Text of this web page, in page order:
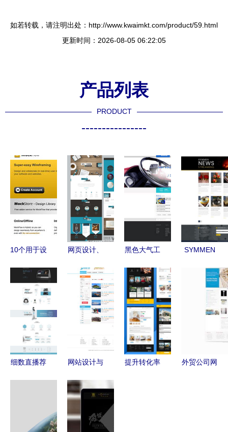
如若转载，请注明出处：http://www.kwaimkt.com/product/59.html
更新时间：2026-08-05 06:22:05
产品列表
PRODUCT
----------------
10个用于设
图的优秀工
具
网页设计、
推广 打造
企业数字化
品牌的全流
黑色大气工
模板PSD分
层素材解析
SYMMEN
打造专业品
牌形象，驱
动网络营销
细数直播荐
审视
网站设计与
线上成功的
推广策略
提升转化率
外贸公司网